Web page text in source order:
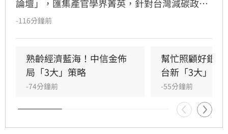
論壇」，匯集產官學界菁英，針對台灣減碳政
策、碳定價制度及企業轉型策略進行深度對話。
控總經理林維俊指出，論壇邁入第五年，致力協
助企業將永續轉化為國際競爭力。會中上銀、強
茂、宏碁及金寶等指標企業分享低碳實踐經驗。
台新新光金控憑藉優異的永續績效，不僅連續三
年獲標普全球永續年鑑銀行業全球前1%，更獲
MSCI ESG AAA最高評級，展現其帶領產業接軌
-116分鐘前
熟齡經濟藍海！中信金佈
局「3大」策略
-74分鐘前
幫忙照顧好銀
台新「3大」防
-55分鐘前